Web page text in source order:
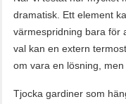
dramatisk. Ett element
värmespridning bara för
val kan en extern
om vara en lösning,
Tjocka gardiner som